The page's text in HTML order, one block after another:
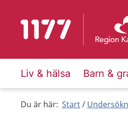
Till startsidan för 1177
Liv & hälsa Barn &
Du är här: Start